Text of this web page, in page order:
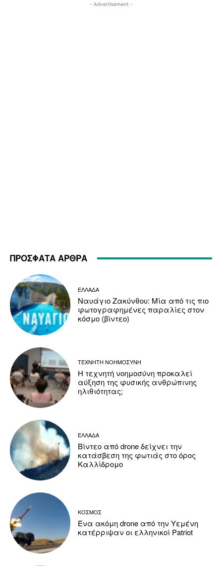
- Advertisement -
ΠΡΟΣΦΑΤΑ ΑΡΘΡΑ
ΕΛΛΑΔΑ
Ναυάγιο Ζακύνθου: Μία από τις πιο
φωτογραφημένες παραλίες στον
κόσμο (βίντεο)
ΤΕΧΝΗΤΗ ΝΟΗΜΟΣΥΝΗ
Η τεχνητή νοημοσύνη προκαλεί
αύξηση της φυσικής ανθρώπινης
ηλιθιότητας;
ΕΛΛΑΔΑ
Βίντεο από drone δείχνει την
κατάσβεση της φωτιάς στο όρος
Καλλίδρομο
ΚΟΣΜΟΣ
Ένα ακόμη drone από την Υεμένη
κατέρριψαν οι ελληνικοί Patriot